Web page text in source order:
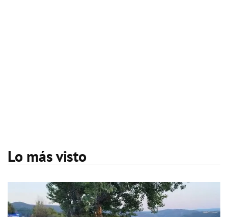
Lo más visto